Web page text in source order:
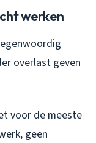
werken
overlast geven
voor de meeste
geen